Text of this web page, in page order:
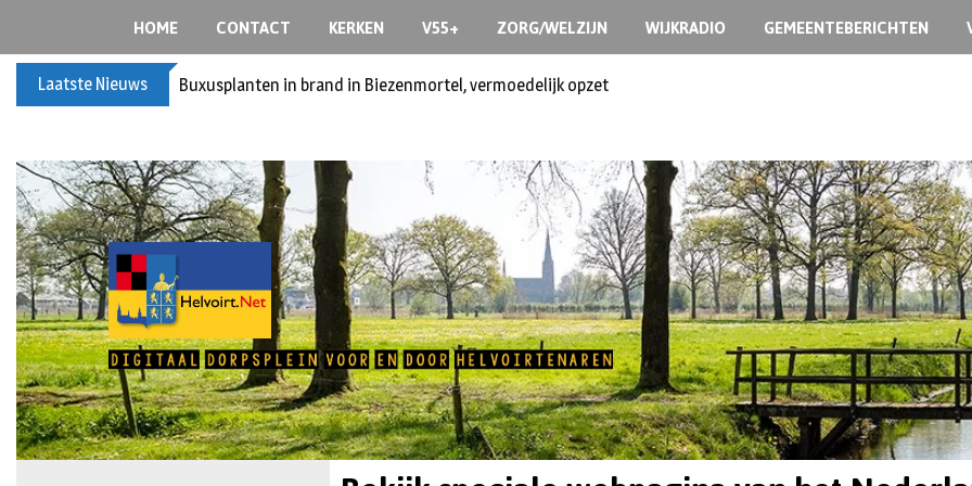
HOME CONTACT KERKEN V55+ ZORG/WELZIJN WIJKRADIO GEMEENTEBERICHTEN
Laatste Nieuws Buxusplanten in brand in Biezenmortel, vermoedelijk opzet